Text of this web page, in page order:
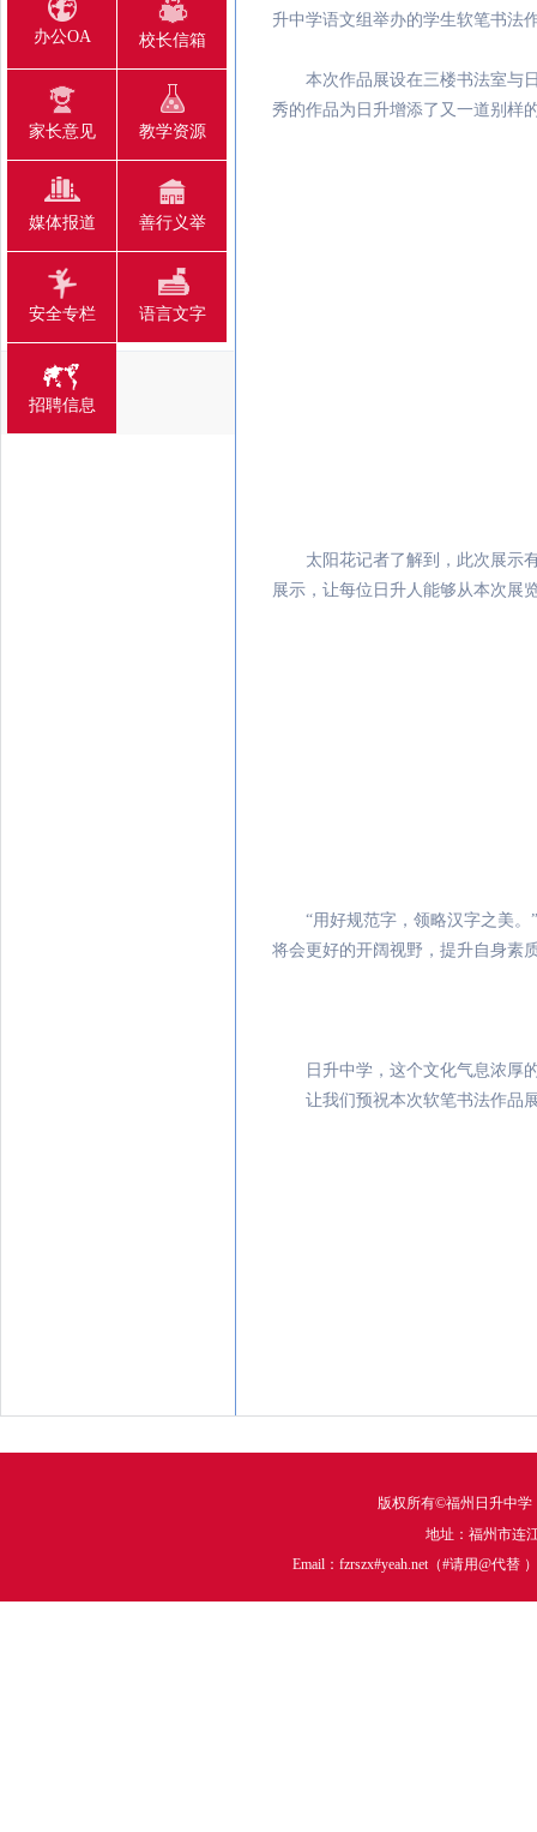
办公OA 校长信箱
家长意见 教学资源
媒体报道 善行义举
安全专栏 语言文字
招聘信息
升中学语文组举办的学生软笔书法
本次作品展设在三楼书法室与日
秀的作品为日升增添了又一道别样
太阳花记者了解到，此次展示有
展示，让每位日升人能够从本次展
“用好规范字，领略汉字之美。”
将会更好的开阔视野，提升自身素
日升中学，这个文化气息浓厚的
让我们预祝本次软笔书法作品
版权所有©福州日升中
地址：福州市连
Email：fzrszx#yeah.net（#请用@代替